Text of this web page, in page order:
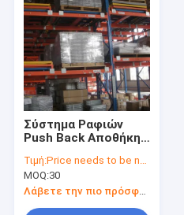
Σύστημα Ραφιών
Push Back Αποθήκης
5000kg για
Διαχείριση
Αποθεμάτων
Τιμή:Price needs to be negotiated
MOQ:30
Λάβετε την πιο πρόσφατη τιμή